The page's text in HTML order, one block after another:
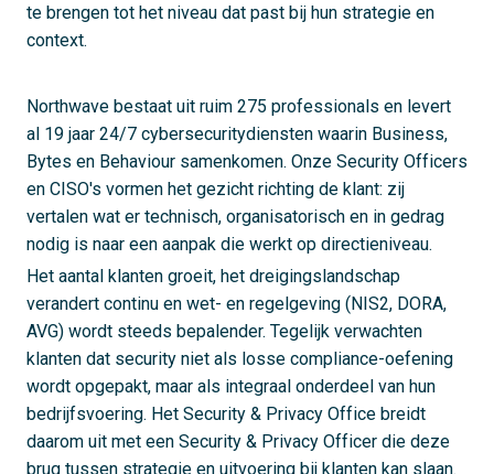
te brengen tot het niveau dat past bij hun strategie en
context.
Northwave bestaat uit ruim 275 professionals en levert
al 19 jaar 24/7 cybersecuritydiensten waarin Business,
Bytes en Behaviour samenkomen. Onze Security Officers
en CISO's vormen het gezicht richting de klant: zij
vertalen wat er technisch, organisatorisch en in gedrag
nodig is naar een aanpak die werkt op directieniveau.
Het aantal klanten groeit, het dreigingslandschap
verandert continu en wet- en regelgeving (NIS2, DORA,
AVG) wordt steeds bepalender. Tegelijk verwachten
klanten dat security niet als losse compliance-oefening
wordt opgepakt, maar als integraal onderdeel van hun
bedrijfsvoering. Het Security & Privacy Office breidt
daarom uit met een Security & Privacy Officer die deze
brug tussen strategie en uitvoering bij klanten kan slaan.